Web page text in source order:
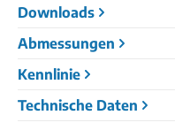
Downloads
Abmessungen
Kennlinie
Technische Daten